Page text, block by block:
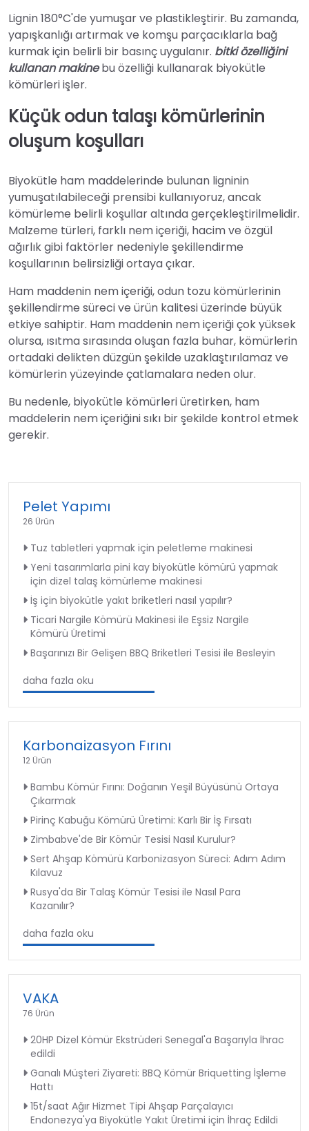
Lignin 180°C'de yumuşar ve plastikleştirir. Bu zamanda,
yapışkanlığı artırmak ve komşu parçacıklarla bağ
kurmak için belirli bir basınç uygulanır. bitki özelliğini
kullanan makinebu özelliği kullanarak biyokütle
kömürleri işler.
Küçük odun talaşı kömürlerinin
oluşum koşulları
Biyokütle ham maddelerinde bulunan ligninin
yumuşatılabileceği prensibi kullanıyoruz, ancak
kömürleme belirli koşullar altında gerçekleştirilmelidir.
Malzeme türleri, farklı nem içeriği, hacim ve özgül
ağırlık gibi faktörler nedeniyle şekillendirme
koşullarının belirsizliği ortaya çıkar.
Ham maddenin nem içeriği, odun tozu kömürlerinin
şekillendirme süreci ve ürün kalitesi üzerinde büyük
etkiye sahiptir. Ham maddenin nem içeriği çok yüksek
olursa, ısıtma sırasında oluşan fazla buhar, kömürlerin
ortadaki delikten düzgün şekilde uzaklaştırılamaz ve
kömürlerin yüzeyinde çatlamalara neden olur.
Bu nedenle, biyokütle kömürleri üretirken, ham
maddelerin nem içeriğini sıkı bir şekilde kontrol etmek
gerekir.
Pelet Yapımı
26 Ürün
Tuz tabletleri yapmak için peletleme makinesi
Yeni tasarımlarla pini kay biyokütle kömürü yapmak
için dizel talaş kömürleme makinesi
İş için biyokütle yakıt briketleri nasıl yapılır?
Ticari Nargile Kömürü Makinesi ile Eşsiz Nargile
Kömürü Üretimi
Başarınızı Bir Gelişen BBQ Briketleri Tesisi ile Besleyin
daha fazla oku
Karbonaizasyon Fırını
12 Ürün
Bambu Kömür Fırını: Doğanın Yeşil Büyüsünü Ortaya
Çıkarmak
Pirinç Kabuğu Kömürü Üretimi: Karlı Bir İş Fırsatı
Zimbabve'de Bir Kömür Tesisi Nasıl Kurulur?
Sert Ahşap Kömürü Karbonizasyon Süreci: Adım Adım
Kılavuz
Rusya'da Bir Talaş Kömür Tesisi ile Nasıl Para
Kazanılır?
daha fazla oku
VAKA
76 Ürün
20HP Dizel Kömür Ekstrüderi Senegal'a Başarıyla İhrac
edildi
Ganalı Müşteri Ziyareti: BBQ Kömür Briquetting İşleme
Hattı
15t/saat Ağır Hizmet Tipi Ahşap Parçalayıcı
Endonezya'ya Biyokütle Yakıt Üretimi için İhraç Edildi